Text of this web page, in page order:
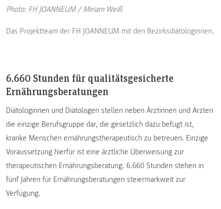
Photo: FH JOANNEUM / Miriam Weiß
Das Projektteam der FH JOANNEUM mit den Bezirksdiätologinnen.
6.660 Stunden für qualitätsgesicherte
Ernährungsberatungen
Diätologinnen und Diätologen stellen neben Ärztinnen und Ärzten
die einzige Berufsgruppe dar, die gesetzlich dazu befugt ist,
kranke Menschen ernährungstherapeutisch zu betreuen. Einzige
Voraussetzung hierfür ist eine ärztliche Überweisung zur
therapeutischen Ernährungsberatung. 6.660 Stunden stehen in
fünf Jahren für Ernährungsberatungen steiermarkweit zur
Verfügung.